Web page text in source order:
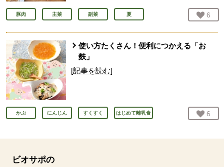
豚肉 主菜 副菜 夏 お気
6
使い方たくさん！便利につかえる「お
麩」
[記事を読む]
かぶ にんじん すくすく はじめて離乳食 お気
6
ビオサポの